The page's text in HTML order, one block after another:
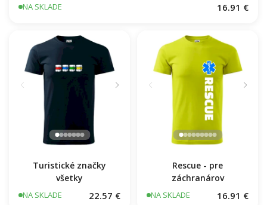
NA SKLADE 16.91 €
Turistické značky
všetky
NA SKLADE 22.57 €
Rescue - pre
záchranárov
NA SKLADE 16.91 €